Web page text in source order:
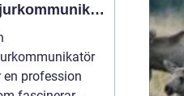
för
av
en profession